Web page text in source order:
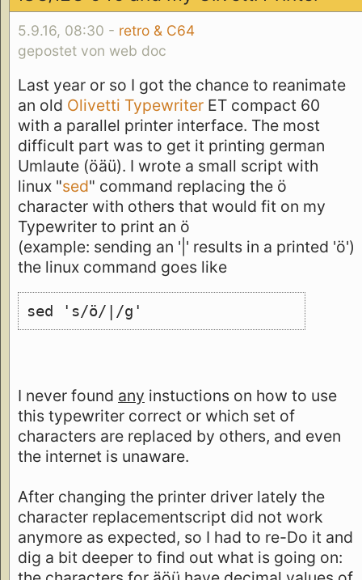
5.9.16, 08:30 - retro & C64
gepostet von web doc
Last year or so I got the chance to reanimate
an old Olivetti Typewriter ET compact 60
with a parallel printer interface. The most
difficult part was to get it printing german
Umlaute (öäü). I wrote a small script with
linux "sed" command replacing the ö
character with others that would fit on my
Typewriter to print an ö
(example: sending an '|' results in a printed 'ö')
the linux command goes like
sed 's/ö/|/g'
I never found any instuctions on how to use
this typewriter correct or which set of
characters are replaced by others, and even
the internet is unaware.
After changing the printer driver lately the
character replacementscript did not work
anymore as expected, so I had to re-Do it and
dig a bit deeper to find out what is going on: